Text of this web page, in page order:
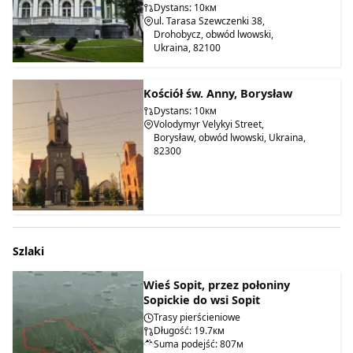
Dystans: 10км
ul. Tarasa Szewczenki 38,
Drohobycz, obwód lwowski,
Ukraina, 82100
Kościół św. Anny, Borysław
Dystans: 10км
Volodymyr Velykyi Street,
Borysław, obwód lwowski, Ukraina,
82300
Szlaki
Wieś Sopit, przez połoniny
Sopickie do wsi Sopit
Trasy pierścieniowe
Długość: 19.7км
Suma podejść: 807м